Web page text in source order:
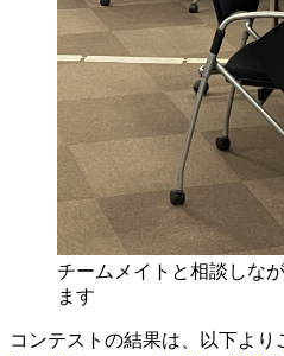
チームメイトと相談しな
ます
コンテストの結果は、以下より